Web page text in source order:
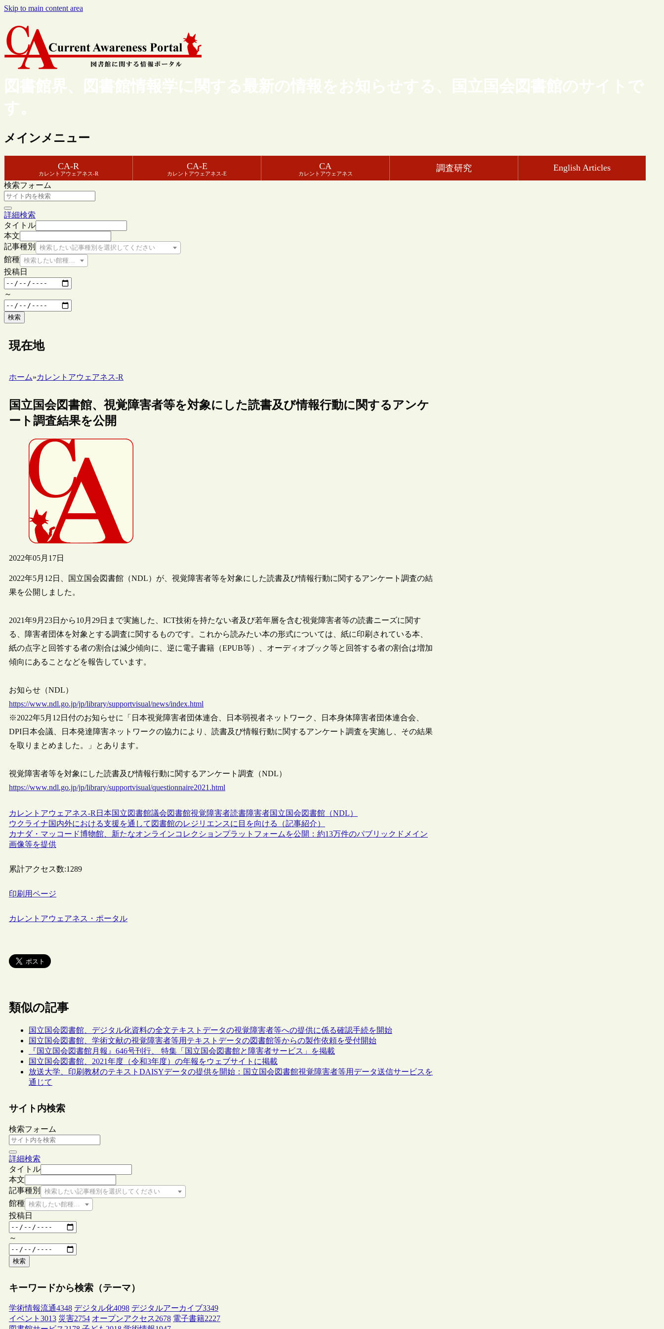
Skip to main content area
図書館界、図書館情報学に関する最新の情報をお知らせする、国立国会図書館のサイトで
す。
メインメニュー
CA-R
カレントアウェアネス-R
CA-E
カレントアウェアネス-E
CA
カレントアウェアネス
調査研究 English Articles
検索フォーム
詳細検索
タイトル
本文
記事種別
検索したい記事種別を選択してください
館種 検索したい館種を選択してください
投稿日
～
検索
現在地
ホーム»カレントアウェアネス-R
国立国会図書館、視覚障害者等を対象にした読書及び情報行動に関するアンケ
ート調査結果を公開
2022年05月17日
2022年5月12日、国立国会図書館（NDL）が、視覚障害者等を対象にした読書及び情報行動に関するアンケート調査の結
果を公開しました。
2021年9月23日から10月29日まで実施した、ICT技術を持たない者及び若年層を含む視覚障害者等の読書ニーズに関す
る、障害者団体を対象とする調査に関するものです。これから読みたい本の形式については、紙に印刷されている本、
紙の点字と回答する者の割合は減少傾向に、逆に電子書籍（EPUB等）、オーディオブック等と回答する者の割合は増加
傾向にあることなどを報告しています。
お知らせ（NDL）
https://www.ndl.go.jp/jp/library/supportvisual/news/index.html
※2022年5月12日付のお知らせに「日本視覚障害者団体連合、日本弱視者ネットワーク、日本身体障害者団体連合会、
DPI日本会議、日本発達障害ネットワークの協力により、読書及び情報行動に関するアンケート調査を実施し、その結果
を取りまとめました。」とあります。
視覚障害者等を対象にした読書及び情報行動に関するアンケート調査（NDL）
https://www.ndl.go.jp/jp/library/supportvisual/questionnaire2021.html
カレントアウェアネス-R 日本国立図書館議会図書館視覚障害者読書障害者国立国会図書館（NDL）
ウクライナ国内外における支援を通して図書館のレジリエンスに目を向ける（記事紹介）
カナダ・マッコード博物館、新たなオンラインコレクションプラットフォームを公開：約13万件のパブリックドメイン
画像等を提供
累計アクセス数:1289
印刷用ページ
カレントアウェアネス・ポータル
類似の記事
国立国会図書館、デジタル化資料の全文テキストデータの視覚障害者等への提供に係る確認手続を開始
国立国会図書館、学術文献の視覚障害者等用テキストデータの図書館等からの製作依頼を受付開始
『国立国会図書館月報』646号刊行、 特集「国立国会図書館と障害者サービス」を掲載
国立国会図書館、2021年度（令和3年度）の年報をウェブサイトに掲載
放送大学、印刷教材のテキストDAISYデータの提供を開始：国立国会図書館視覚障害者等用データ送信サービスを
通じて
サイト内検索
検索フォーム
詳細検索
タイトル
本文
記事種別
検索したい記事種別を選択してください
館種 検索したい館種を選択してください
投稿日
～
検索
キーワードから検索（テーマ）
学術情報流通4348 デジタル化4098 デジタルアーカイブ3349
イベント 3013 災害2754 オープンアクセス2678 電子書籍2227